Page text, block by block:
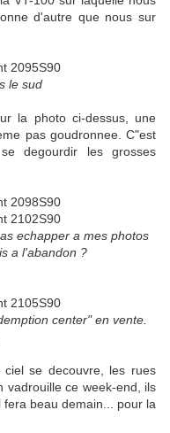
d'autre que nous sur
le sud
la photo ci-dessus, une
pas goudronnee. C"est
degourdir les grosses
echapper a mes photos
a l'abandon ?
center" en vente.
se decouvre, les rues
vadrouille ce week-end, ils
beau demain... pour la